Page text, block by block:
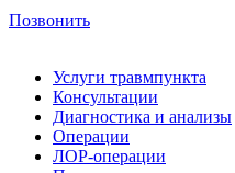
Позвонить
Услуги травмпункта
Консультации
Диагностика и анализы
Операции
ЛОР-операции